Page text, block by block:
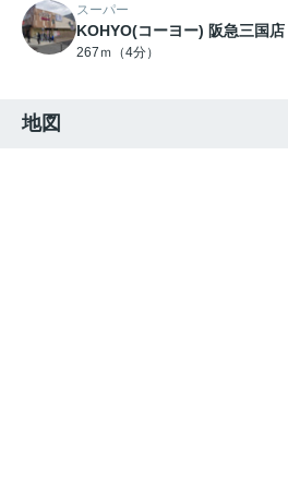
スーパー
KOHYO(コーヨー) 阪急三国店
267ｍ（4分）
地図